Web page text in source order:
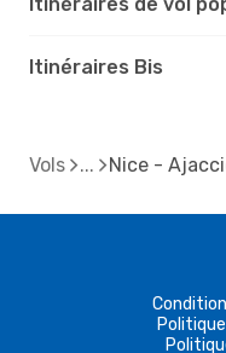
Itinéraires Bis
Vols Nice -